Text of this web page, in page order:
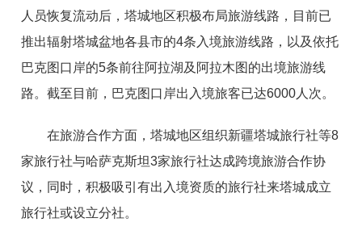
人员恢复流动后，塔城地区积极布局旅游线路，目前已
推出辐射塔城盆地各县市的4条入境旅游线路，以及依托
巴克图口岸的5条前往阿拉湖及阿拉木图的出境旅游线
路。截至目前，巴克图口岸出入境旅客已达6000人次。
在旅游合作方面，塔城地区组织新疆塔城旅行社等8
家旅行社与哈萨克斯坦3家旅行社达成跨境旅游合作协
议，同时，积极吸引有出入境资质的旅行社来塔城成立
旅行社或设立分社。